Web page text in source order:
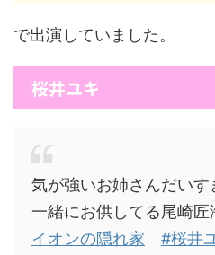
で出演していました。
桜井ユキ
気が強いお姉さんだいす
一緒にお供してる尾崎匠
イオンの隠れ家
#桜井